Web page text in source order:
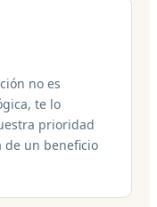
no es
te lo
prioridad
de un beneficio